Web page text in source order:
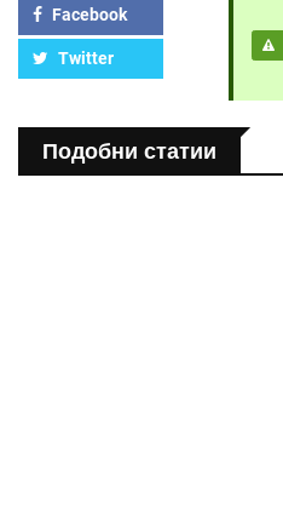
Facebook
Twitter
Подобни статии